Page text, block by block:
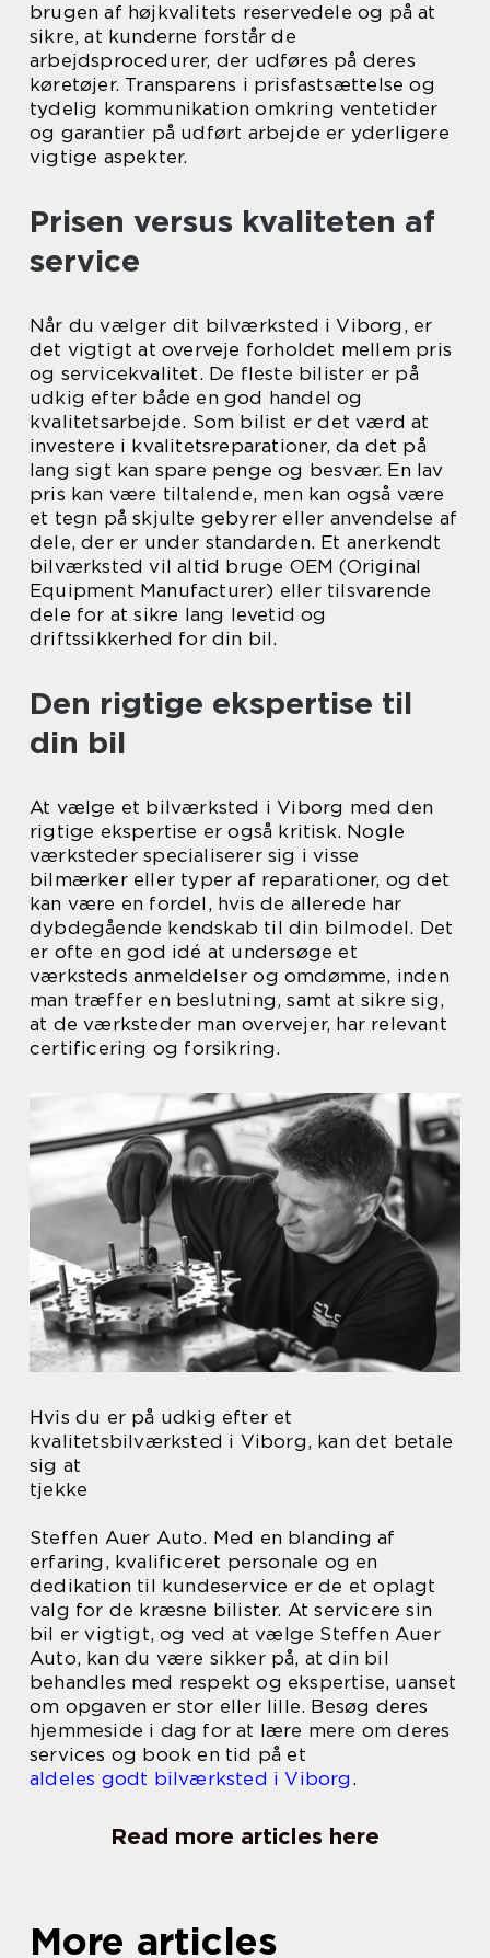
brugen af højkvalitets reservedele og på at
sikre, at kunderne forstår de
arbejdsprocedurer, der udføres på deres
køretøjer. Transparens i prisfastsættelse og
tydelig kommunikation omkring ventetider
og garantier på udført arbejde er yderligere
vigtige aspekter.
Prisen versus kvaliteten af
service
Når du vælger dit bilværksted i Viborg, er
det vigtigt at overveje forholdet mellem pris
og servicekvalitet. De fleste bilister er på
udkig efter både en god handel og
kvalitetsarbejde. Som bilist er det værd at
investere i kvalitetsreparationer, da det på
lang sigt kan spare penge og besvær. En lav
pris kan være tiltalende, men kan også være
et tegn på skjulte gebyrer eller anvendelse af
dele, der er under standarden. Et anerkendt
bilværksted vil altid bruge OEM (Original
Equipment Manufacturer) eller tilsvarende
dele for at sikre lang levetid og
driftssikkerhed for din bil.
Den rigtige ekspertise til
din bil
At vælge et bilværksted i Viborg med den
rigtige ekspertise er også kritisk. Nogle
værksteder specialiserer sig i visse
bilmærker eller typer af reparationer, og det
kan være en fordel, hvis de allerede har
dybdegående kendskab til din bilmodel. Det
er ofte en god idé at undersøge et
værksteds anmeldelser og omdømme, inden
man træffer en beslutning, samt at sikre sig,
at de værksteder man overvejer, har relevant
certificering og forsikring.
Hvis du er på udkig efter et
kvalitetsbilværksted i Viborg, kan det betale
sig at
tjekke
Steffen Auer Auto. Med en blanding af
erfaring, kvalificeret personale og en
dedikation til kundeservice er de et oplagt
valg for de kræsne bilister. At servicere sin
bil er vigtigt, og ved at vælge Steffen Auer
Auto, kan du være sikker på, at din bil
behandles med respekt og ekspertise, uanset
om opgaven er stor eller lille. Besøg deres
hjemmeside i dag for at lære mere om deres
services og book en tid på et
aldeles godt bilværksted i Viborg .
Read more articles here
More articles